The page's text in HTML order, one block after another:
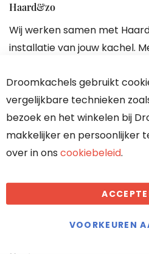
Haard&zo
Wij werken samen met
installatie van jouw kachel.
plaatsing en kun je
en sfeer in huis.
Bezoek de website van
Droomkachels gebruikt
vergelijkbare technieken
bezoek en het winkelen bij
makkelijker en persoonlijker
over in ons cookiebeleid.
VOORKEUREN